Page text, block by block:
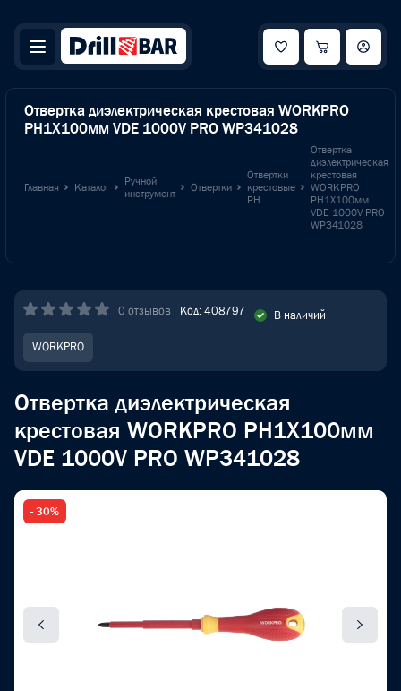
Отвертка диэлектрическая крестовая WORKPRO
PH1X100мм VDE 1000V PRO WP341028
Главная Каталог
Ручной
инструмент
Отвертки
Отвертки
крестовые
PH
Отвертка
диэлектрическая
крестовая
WORKPRO
PH1X100мм
VDE 1000V PRO
WP341028
0 отзывов Код: 408797 В наличий
WORKPRO
Отвертка диэлектрическая
крестовая WORKPRO PH1X100мм
VDE 1000V PRO WP341028
- 30%